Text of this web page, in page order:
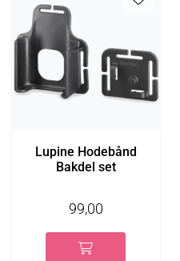
Lupine Hodebånd
Bakdel set
99,00